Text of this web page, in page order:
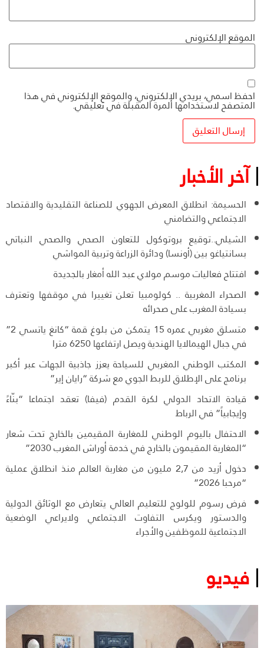
الموقع الإلكتروني
احفظ اسمي، بريدي الإلكتروني، والموقع الإلكتروني في هذا
المتصفح لاستخدامها المرة المقبلة في تعليقي.
آخر الأخبار
الحسيمة: انطلاق المعرض الجهوي للصناعة التقليدية والاقتصاد
الاجتماعي والتضامني
الشيلي..توقيع بروتوكول للتعاون الصحي والصحي النباتي
بسانتياغو بين (أونسا) ودائرة الزراعة وتربية المواشي
افتتاح فعاليات موسم مولاي عبد الله أمغار بالجديدة
الصحراء المغربية .. كولومبيا تعلن تغييرا في موقفها وتعترف
بسيادة المغرب على صحرائه
متسلق مغربي عمره 15 يتمكن من بلوغ قمة “كانغ ياتسي 2”
في جبال الهيمالايا الهندية ويصل ارتفاعها 6250 مترا
المكتب الوطني المغربي للسياحة يعزز جاذبية الجهات عبر أكبر
برنامج على الإطلاق للربط الجوي مع شركة “رايان إير”
قيادة الاتحاد الدولي لكرة القدم (فيفا) تعقد اجتماعا “بنّاءً
وإيجابياً” في الرباط
الاحتفال باليوم الوطني للمغاربة المقيمين بالخارج تحت شعار
“المغاربة المقيمون بالخارج في خدمة أوراش المغرب 2030”
دخول أزيد من 2,7 مليون من مغاربة العالم منذ انطلاق عملية
“مرحبا 2026”
فرض رسوم للولوج للتعليم العالي يتعارض مع الوثائق الدولية
والدستور ويكرس التفاوت الاجتماعي ولايراعي الوضعية
الاجتماعية للموظفين والأجراء
فيديو